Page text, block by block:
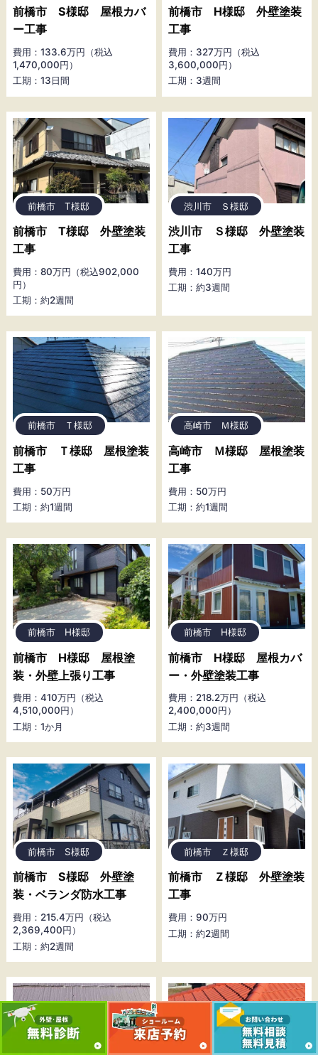
前橋市 S様邸 屋根カバ
ー工事
費用：133.6万円（税込
1,470,000円）
工期：13日間
前橋市 H様邸 外壁塗装
工事
費用：327万円（税込
3,600,000円）
工期：3週間
前橋市 T様邸
前橋市 T様邸 外壁塗装
工事
費用：80万円（税込902,000
円）
工期：約2週間
渋川市 Ｓ様邸
渋川市 Ｓ様邸 外壁塗装
工事
費用：140万円
工期：約3週間
前橋市 Ｔ様邸
前橋市 Ｔ様邸 屋根塗装
工事
費用：50万円
工期：約1週間
高崎市 Ｍ様邸
高崎市 Ｍ様邸 屋根塗装
工事
費用：50万円
工期：約1週間
前橋市 H様邸
前橋市 H様邸 屋根塗
装・外壁上張り工事
費用：410万円（税込
4,510,000円）
工期：1か月
前橋市 H様邸
前橋市 H様邸 屋根カバ
ー・外壁塗装工事
費用：218.2万円（税込
2,400,000円）
工期：約3週間
前橋市 S様邸
前橋市 S様邸 外壁塗
装・ベランダ防水工事
費用：215.4万円（税込
2,369,400円）
工期：約2週間
前橋市 Ｚ様邸
前橋市 Ｚ様邸 外壁塗装
工事
費用：90万円
工期：約2週間